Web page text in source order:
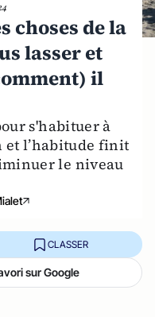
choses de la
lasser et
il
s'habituer à
l’habitude finit
le niveau
CLASSER
sur Google